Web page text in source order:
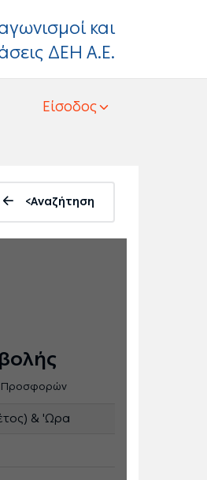
και
ΔΕΗ Α.Ε.
Είσοδος
<Αναζήτηση
Προσφορών
& 'Ωρα